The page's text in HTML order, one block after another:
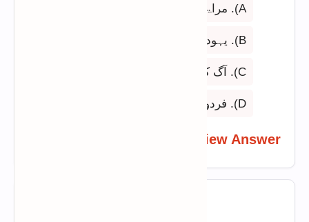
A). مراۃ العروس
B). یہودی کی لڑکی
C). آگ کا دریا
D). فردوسِ بریں
View Answer